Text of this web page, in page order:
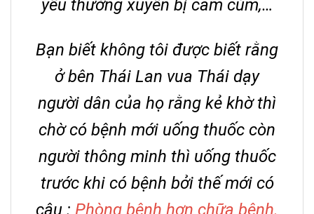
yếu thường xuyên bị cảm cúm,…
Bạn biết không tôi được biết rằng
ở bên Thái Lan vua Thái dạy
người dân của họ rằng kẻ khờ thì
chờ có bệnh mới uống thuốc còn
người thông minh thì uống thuốc
trước khi có bệnh bởi thế mới có
câu : Phòng bệnh hơn chữa bệnh.